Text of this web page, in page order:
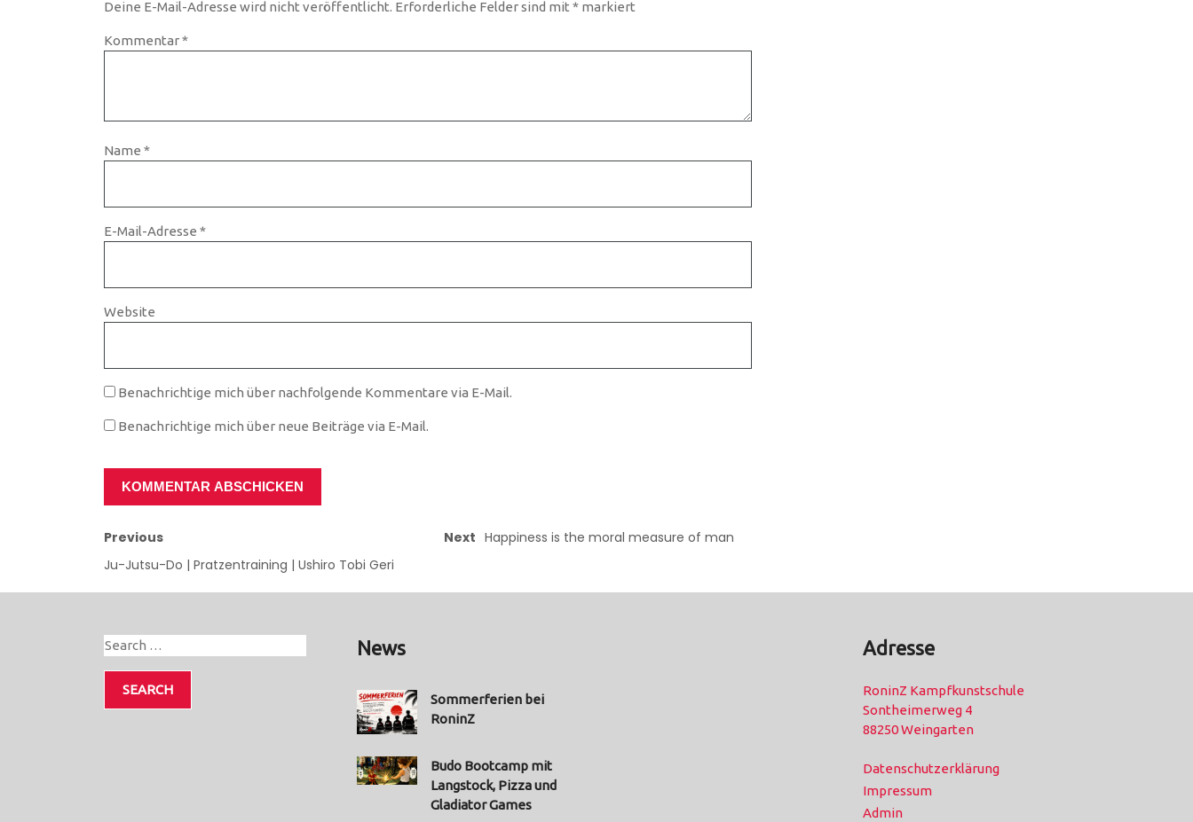
Deine E-Mail-Adresse wird nicht veröffentlicht. Erforderliche Felder sind mit * markiert
Kommentar*
Name *
E-Mail-Adresse *
Website
Benachrichtige mich über nachfolgende Kommentare via E-Mail.
Benachrichtige mich über neue Beiträge via E-Mail.
Previous
Ju-Jutsu-Do | Pratzentraining | Ushiro Tobi Geri
Next Happiness is the moral measure of man
News
Sommerferien bei
RoninZ
Budo Bootcamp mit
Langstock, Pizza und
Gladiator Games
Adresse
RoninZ Kampfkunstschule
Sontheimerweg 4
88250 Weingarten
Datenschutzerklärung
Impressum
Admin